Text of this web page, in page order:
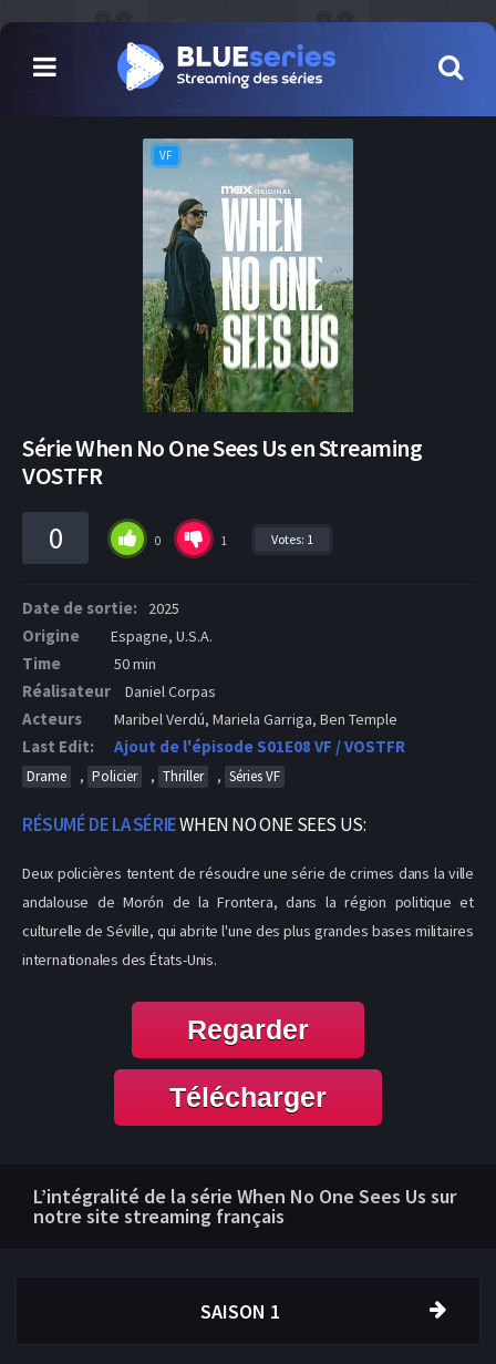
VF
Série When No One Sees Us en Streaming
VOSTFR
0 0 1 Votes: 1
Date de sortie: 2025
Origine Espagne, U.S.A.
Time 50 min
Réalisateur Daniel Corpas
Acteurs Maribel Verdú, Mariela Garriga, Ben Temple
Last Edit: Ajout de l'épisode S01E08 VF / VOSTFR
Drame , Policier , Thriller , Séries VF
RÉSUMÉ DE LA SÉRIEWHEN NO ONE SEES US:
Deux policières tentent de résoudre une série de crimes dans la ville
andalouse de Morón de la Frontera, dans la région politique et
culturelle de Séville, qui abrite l'une des plus grandes bases militaires
internationales des États-Unis.
Regarder
Télécharger
L’intégralité de la série When No One Sees Us sur
notre site streaming français
SAISON 1